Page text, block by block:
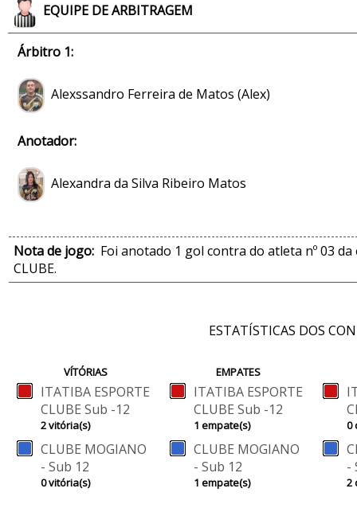
EQUIPE DE ARBITRAGEM
Árbitro 1:
Alexssandro Ferreira de Matos (Alex)
Anotador:
Alexandra da Silva Ribeiro Matos
Nota de jogo: Foi anotado 1 gol contra do atleta nº 03 da
CLUBE.
ESTATÍSTICAS DOS
VÍTÓRIAS
ITATIBA ESPORTE
CLUBE Sub -12
2 vitória(s)
CLUBE MOGIANO
- Sub 12
0 vitória(s)
EMPATES
ITATIBA ESPORTE
CLUBE Sub -12
1 empate(s)
CLUBE MOGIANO
- Sub 12
1 empate(s)
0
-
2